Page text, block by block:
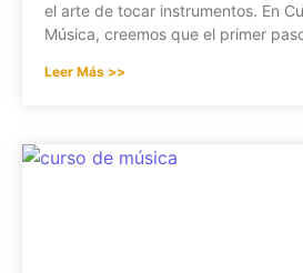
el arte de tocar instrumentos. En
Música, creemos que el primer
Leer Más >>